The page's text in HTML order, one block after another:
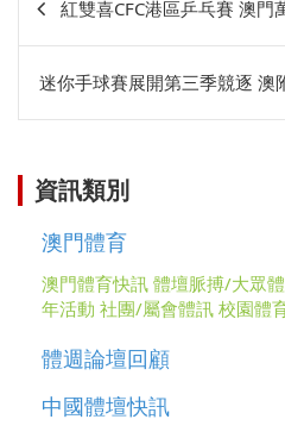
章
相
關
紅雙喜CFC港區乒乓賽 澳
迷你手球賽展開第三季競逐 澳
資訊類別
澳門體育
澳門體育快訊 體壇脈搏/大眾
年活動 社團/屬會體訊 校園體
體週論壇回顧
中國體壇快訊